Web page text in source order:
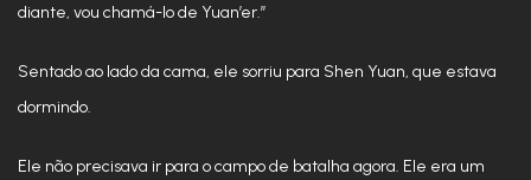
diante, vou chamá-lo de Yuan’er.”
Sentado ao lado da cama, ele sorriu para Shen Yuan, que estava
dormindo.
Ele não precisava ir para o campo de batalha agora. Ele era um